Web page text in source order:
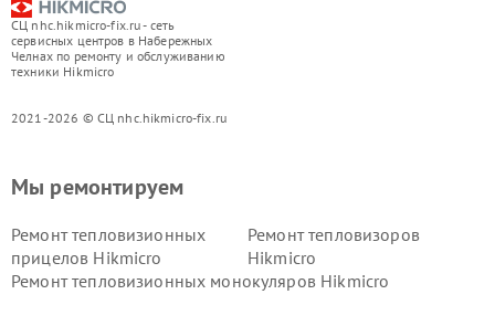
СЦ nhc.hikmicro-fix.ru - сеть
сервисных центров в Набережных
Челнах по ремонту и обслуживанию
техники Hikmicro
2021-2026 © СЦ nhc.hikmicro-fix.ru
Мы ремонтируем
Ремонт тепловизионных
прицелов Hikmicro
Ремонт тепловизоров
Hikmicro
Ремонт тепловизионных монокуляров Hikmicro